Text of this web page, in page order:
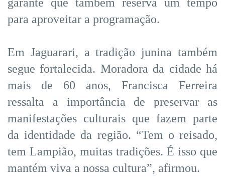
para aproveitar a programação.
Em Jaguarari, a tradição junina também
segue fortalecida. Moradora da cidade há
mais de 60 anos, Francisca Ferreira
ressalta a importância de preservar as
manifestações culturais que fazem parte
da identidade da região. “Tem o reisado,
tem Lampião, muitas tradições. É isso que
mantém viva a nossa cultura”, afirmou.